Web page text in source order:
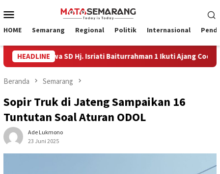
ke
Mobile
HOME Semarang Regional Politik Internasional
HEADLINE
Siswa SD Hj. Isriati Baiturrahman 1 Ikuti Ajang Coding
Beranda Semarang
Sopir Truk di Jateng Sampaikan 16
Tuntutan Soal Aturan ODOL
Ade Lukmono
23 Juni 2025